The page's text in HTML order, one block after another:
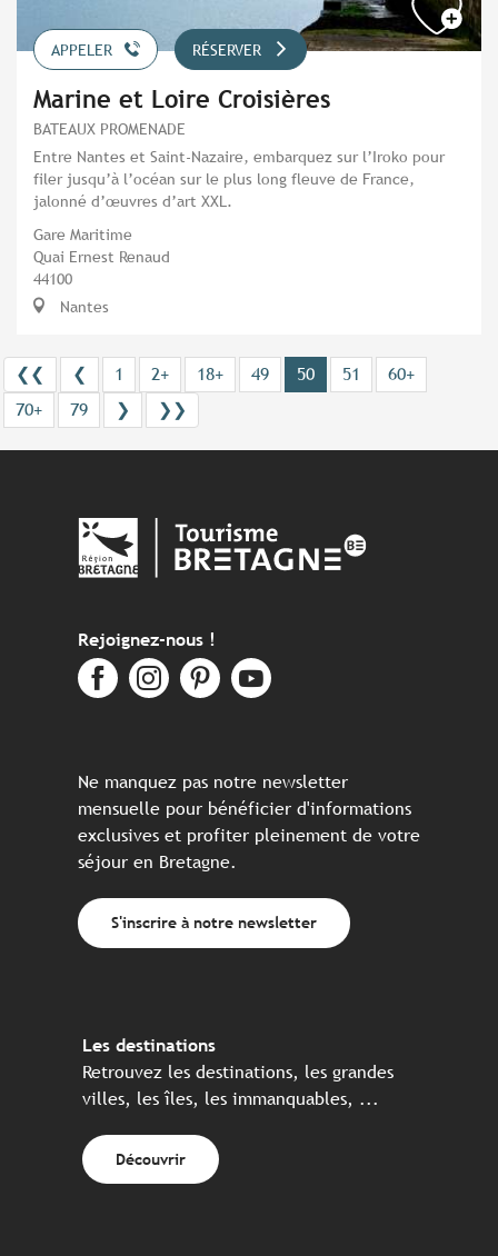
APPELER RÉSERVER
Marine et Loire Croisières
BATEAUX PROMENADE
Entre Nantes et Saint-Nazaire, embarquez sur l’Iroko pour
filer jusqu’à l’océan sur le plus long fleuve de France,
jalonné d’œuvres d’art XXL.
Gare Maritime
Quai Ernest Renaud
44100
Nantes
❮❮ ❮ 1 2+ 18+ 49 50 51
60+
70+
79 ❯ ❯❯
Rejoignez-nous !
Ne manquez pas notre newsletter
mensuelle pour bénéficier d'informations
exclusives et profiter pleinement de votre
séjour en Bretagne.
S'inscrire à notre newsletter
Les destinations
Retrouvez les destinations, les grandes
villes, les îles, les immanquables, ...
Découvrir